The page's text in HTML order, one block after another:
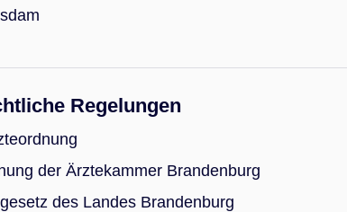
Regelungen
der Ärztekammer Brandenburg
des Landes Brandenburg